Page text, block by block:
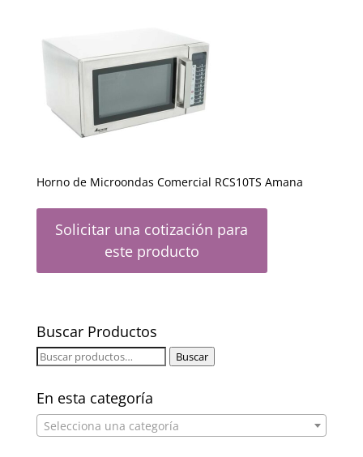
Horno de Microondas Comercial RCS10TS Amana
Solicitar una cotización para
este producto
Buscar Productos
Buscar
Buscar
En esta categoría
Selecciona una categoría